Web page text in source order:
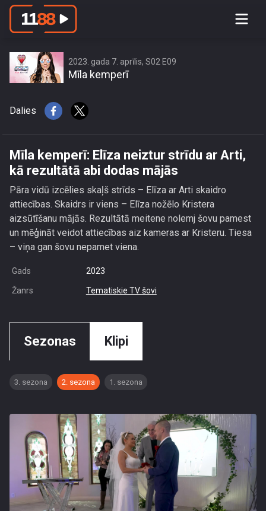
Mīla kemperī: Elīza neiztur strīdu ar
2023. gada 7. aprīlis, S02 E09
Mīla kemperī
Dalies
Mīla kemperī: Elīza neiztur strīdu ar Arti,
kā rezultātā abi dodas mājās
Pāra vidū izcēlies skaļš strīds – Elīza ar Arti skaidro
attiecības. Skaidrs ir viens – Elīza nožēlo Kristera
aizsūtīšanu mājās. Rezultātā meitene nolemj šovu pamest
un mēģināt veidot attiecības aiz kameras ar Kristeru. Tiesa
– viņa gan šovu nepamet viena.
Gads 2023
Žanrs Tematiskie TV šovi
Sezonas Klipi
3. sezona 2. sezona 1. sezona